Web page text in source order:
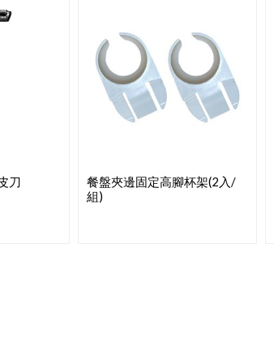
刀
餐盤夾邊固定高腳杯架(2入/
組)